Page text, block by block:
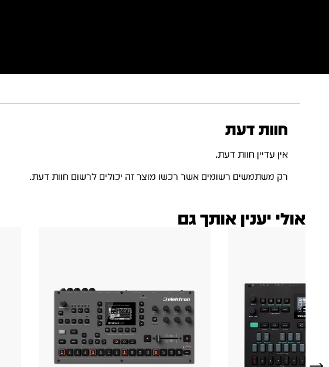
חוות דעת
אין עדיין חוות דעת.
רק משתמשים רשומים אשר רכשו מוצר זה יכולים לרשום חוות דעת.
אולי יענין אותך גם